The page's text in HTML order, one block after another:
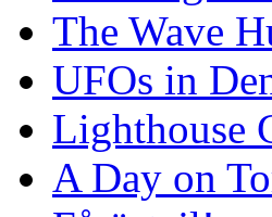
The Wave
UFOs in
Lighthouse
A Day on